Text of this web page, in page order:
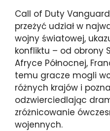
Call of Duty
przeżyć udział w
wojny światowej,
konfliktu – od obrony
Afryce Północnej,
temu gracze mogli
różnych krajów i
odzwierciedlając
zróżnicowanie
wojennych.